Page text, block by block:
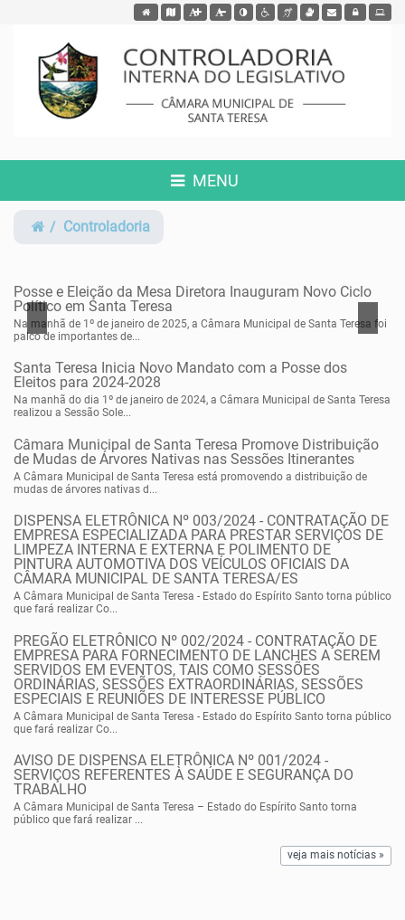
Acessar página inicial do site
Acessar o mapa do siteAção para aumentar tamanho da fonte do site
Ação para diminuir tamanho da fonte do site
Ação para aplicar auto contraste no site
Acessar página sobre acessibilidade
Acessar página sobre NVDA -
Acessar página sobre
Acessar Webmail
Acessar
MENU
Controladoria
Posse e Eleição da Mesa Diretora Inauguram Novo Ciclo
Político em Santa Teresa
Na manhã de 1º de janeiro de 2025, a Câmara Municipal de Santa Teresa foi
palco de importantes de...
Santa Teresa Inicia Novo Mandato com a Posse dos
Eleitos para 2024-2028
Na manhã do dia 1º de janeiro de 2024, a Câmara Municipal de Santa Teresa
realizou a Sessão Sole...
Câmara Municipal de Santa Teresa Promove Distribuição
de Mudas de Árvores Nativas nas Sessões Itinerantes
A Câmara Municipal de Santa Teresa está promovendo a distribuição de
mudas de árvores nativas d...
DISPENSA ELETRÔNICA Nº 003/2024 - CONTRATAÇÃO DE
EMPRESA ESPECIALIZADA PARA PRESTAR SERVIÇOS DE
LIMPEZA INTERNA E EXTERNA E POLIMENTO DE
PINTURA AUTOMOTIVA DOS VEÍCULOS OFICIAIS DA
CÂMARA MUNICIPAL DE SANTA TERESA/ES
A Câmara Municipal de Santa Teresa - Estado do Espírito Santo torna público
que fará realizar Co...
PREGÃO ELETRÔNICO Nº 002/2024 - CONTRATAÇÃO DE
EMPRESA PARA FORNECIMENTO DE LANCHES A SEREM
SERVIDOS EM EVENTOS, TAIS COMO SESSÕES
ORDINÁRIAS, SESSÕES EXTRAORDINÁRIAS, SESSÕES
ESPECIAIS E REUNIÕES DE INTERESSE PÚBLICO
A Câmara Municipal de Santa Teresa - Estado do Espírito Santo torna público
que fará realizar Co...
AVISO DE DISPENSA ELETRÔNICA Nº 001/2024 -
SERVIÇOS REFERENTES À SAÚDE E SEGURANÇA DO
TRABALHO
A Câmara Municipal de Santa Teresa – Estado do Espírito Santo torna
público que fará realizar ...
veja mais notícias »